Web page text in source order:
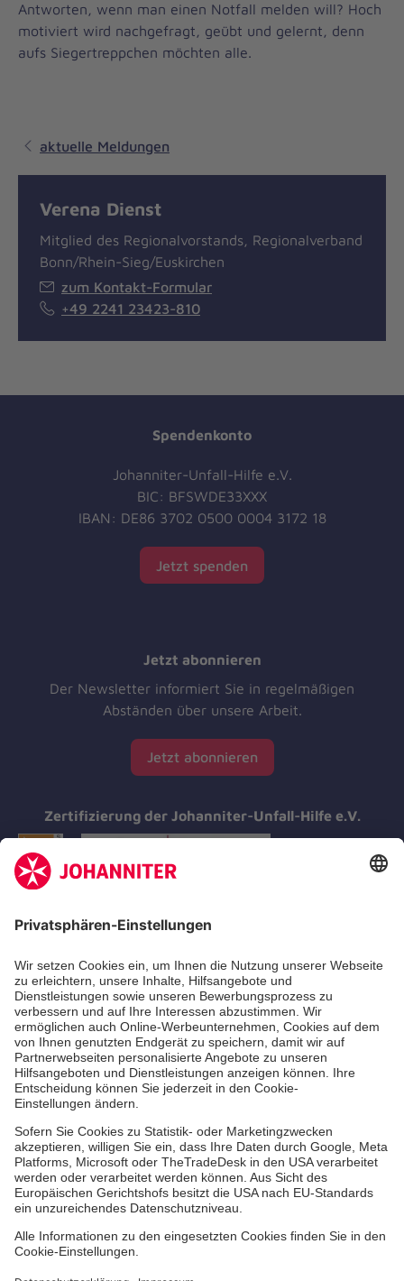
Antworten, wenn man einen Notfall melden will? Hoch
motiviert wird nachgefragt, geübt und gelernt, denn
aufs Siegertreppchen möchten alle.
aktuelle Meldungen
Verena Dienst
Mitglied des Regionalvorstands, Regionalverband
Bonn/Rhein-Sieg/Euskirchen
zum Kontakt-Formular
+49 2241 23423-810
Spendenkonto
Johanniter-Unfall-Hilfe e.V.
BIC: BFSWDE33XXX
IBAN: DE86 3702 0500 0004 3172 18
Jetzt spenden
Jetzt abonnieren
Der Newsletter informiert Sie in regelmäßigen
Abständen über unsere Arbeit.
Jetzt abonnieren
Zertifizierung der Johanniter-Unfall-Hilfe e.V.
Aus- & Fortbildung
Erste-Hilfe-Kurse
Jobs & Ehrenamt
Freiwilligendienst
Spendenprojekte
Johanniter-Jugend
Einrichtungen